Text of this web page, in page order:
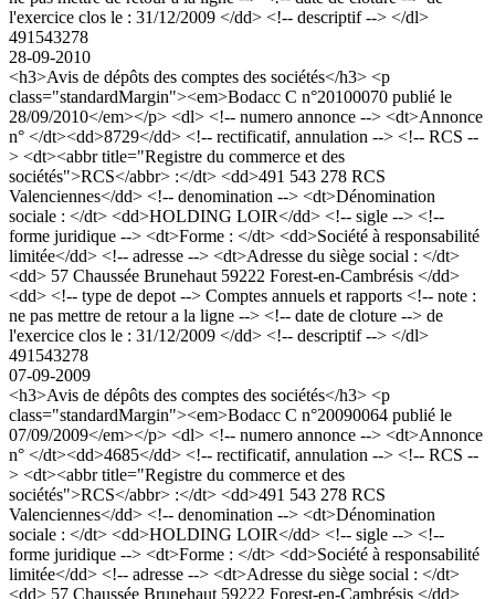
l'exercice clos le : 31/12/2009 </dd> <!-- descriptif --> </dl>
491543278
28-09-2010
<h3>Avis de dépôts des comptes des sociétés</h3> <p
class="standardMargin"><em>Bodacc C n°20100070 publié le
28/09/2010</em></p> <dl> <!-- numero annonce --> <dt>Annonce
n° </dt><dd>8729</dd> <!-- rectificatif, annulation --> <!-- RCS --
> <dt><abbr title="Registre du commerce et des
sociétés">RCS</abbr> :</dt> <dd>491 543 278 RCS
Valenciennes</dd> <!-- denomination --> <dt>Dénomination
sociale : </dt> <dd>HOLDING LOIR</dd> <!-- sigle --> <!--
forme juridique --> <dt>Forme : </dt> <dd>Société à responsabilité
limitée</dd> <!-- adresse --> <dt>Adresse du siège social : </dt>
<dd> 57 Chaussée Brunehaut 59222 Forest-en-Cambrésis </dd>
<dd> <!-- type de depot --> Comptes annuels et rapports <!-- note :
ne pas mettre de retour a la ligne --> <!-- date de cloture --> de
l'exercice clos le : 31/12/2009 </dd> <!-- descriptif --> </dl>
491543278
07-09-2009
<h3>Avis de dépôts des comptes des sociétés</h3> <p
class="standardMargin"><em>Bodacc C n°20090064 publié le
07/09/2009</em></p> <dl> <!-- numero annonce --> <dt>Annonce
n° </dt><dd>4685</dd> <!-- rectificatif, annulation --> <!-- RCS --
> <dt><abbr title="Registre du commerce et des
sociétés">RCS</abbr> :</dt> <dd>491 543 278 RCS
Valenciennes</dd> <!-- denomination --> <dt>Dénomination
sociale : </dt> <dd>HOLDING LOIR</dd> <!-- sigle --> <!--
forme juridique --> <dt>Forme : </dt> <dd>Société à responsabilité
limitée</dd> <!-- adresse --> <dt>Adresse du siège social : </dt>
<dd> 57 Chaussée Brunehaut 59222 Forest-en-Cambrésis </dd>